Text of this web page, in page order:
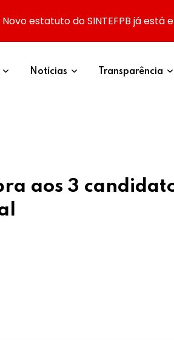
Notícias Transparência
aos 3
Novo estatuto do SINTEFPB já está